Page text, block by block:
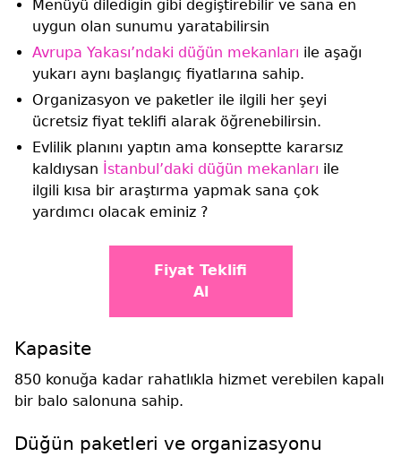
Menüyü dilediğin gibi değiştirebilir ve sana en
uygun olan sunumu yaratabilirsin
Avrupa Yakası’ndaki düğün mekanları ile aşağı
yukarı aynı başlangıç fiyatlarına sahip.
Organizasyon ve paketler ile ilgili her şeyi
ücretsiz fiyat teklifi alarak öğrenebilirsin.
Evlilik planını yaptın ama konseptte kararsız
kaldıysan İstanbul’daki düğün mekanları ile
ilgili kısa bir araştırma yapmak sana çok
yardımcı olacak eminiz ?
Fiyat Teklifi
Al
Kapasite
850 konuğa kadar rahatlıkla hizmet verebilen kapalı
bir balo salonuna sahip.
Düğün paketleri ve organizasyonu